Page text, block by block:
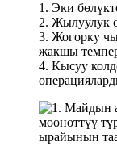
1. Эки
2. Жылуулук
3. Жогорку
жакшы
4. Кысуу